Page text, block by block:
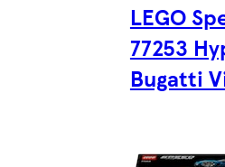
LEGO
77253
Bugatti